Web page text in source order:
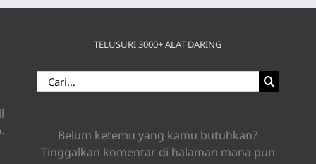
.
TELUSURI 3000+ ALAT DARING
Search
for:
Belum ketemu yang kamu butuhkan?
Tinggalkan komentar di halaman mana pun